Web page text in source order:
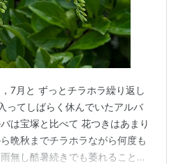
7月と ずっとチラホラ繰り返し
ってしばらく休んでいたアルバ
は宝塚と比べて 花つきはあまり
晩秋までチラホラながら何度も
無し酷暑続きでも萎れることも